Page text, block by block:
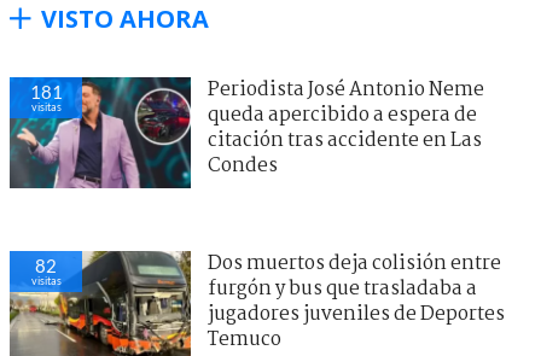
VISTO AHORA
181
visitas
Periodista José Antonio Neme
queda apercibido a espera de
citación tras accidente en Las
Condes
82
visitas
Dos muertos deja colisión entre
furgón y bus que trasladaba a
jugadores juveniles de Deportes
Temuco